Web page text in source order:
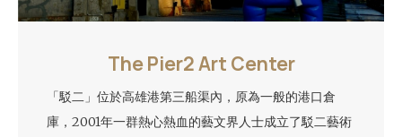
The Pier2 Art Center
「駁二」位於高雄港第三船渠內，原為一般的港口倉
庫，2001年一群熱心熱血的藝文界人士成立了駁二藝術